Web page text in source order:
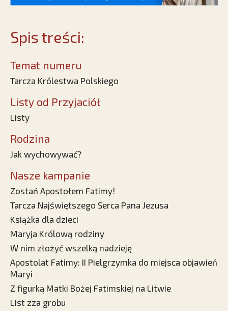
Spis treści:
Temat numeru
Tarcza Królestwa Polskiego
Listy od Przyjaciół
Listy
Rodzina
Jak wychowywać?
Nasze kampanie
Zostań Apostołem Fatimy!
Tarcza Najświętszego Serca Pana Jezusa
Książka dla dzieci
Maryja Królową rodziny
W nim złożyć wszelką nadzieję
Apostolat Fatimy: II Pielgrzymka do miejsca objawień
Maryi
Z figurką Matki Bożej Fatimskiej na Litwie
List zza grobu